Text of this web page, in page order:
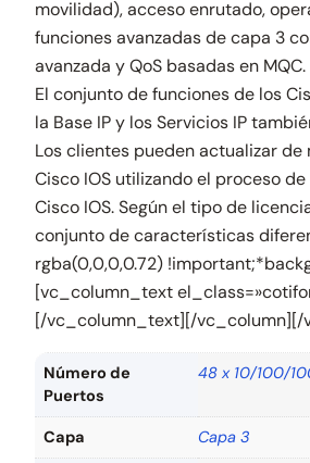
movilidad), acceso enrutado,
funciones avanzadas de capa 3
avanzada y QoS basadas en MQC.
El conjunto de funciones de los
la Base IP y los Servicios IP
Los clientes pueden actualizar
Cisco IOS utilizando el proceso
Cisco IOS. Según el tipo de
conjunto de características
rgba(0,0,0,0.72)
[vc_column_text
[/vc_column_text][/vc_column][/
Número de
Puertos
48 x 10/100/
Capa Capa 3